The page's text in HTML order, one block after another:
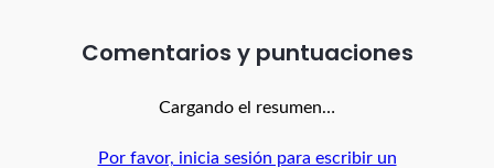
Comentarios
Cargando el resumen…
Por favor, inicia sesión para escribir un